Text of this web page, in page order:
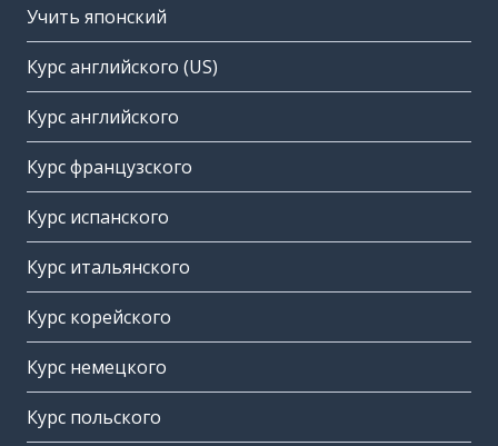
Учить японский
Курс английского (US)
Курс английского
Курс французского
Курс испанского
Курс итальянского
Курс корейского
Курс немецкого
Курс польского